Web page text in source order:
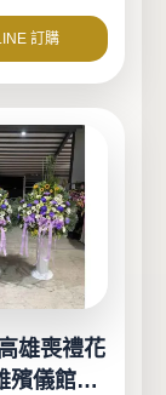
訂購
雄喪禮花
殯儀館花